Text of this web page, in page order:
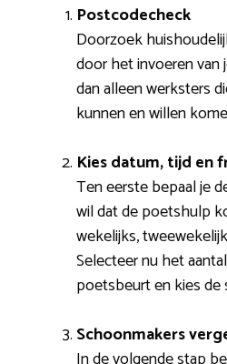
Postcodecheck
Doorzoek
door het invoeren van
dan alleen werksters
kunnen en willen
Kies datum, tijd en
Ten eerste bepaal je
wil dat de poetshulp
wekelijks,
Selecteer nu het
poetsbeurt en kies de
Schoonmakers